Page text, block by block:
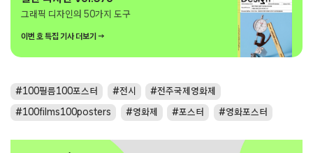
그래픽 디자인의 50가지 도구
이번 호 특집 기사 더보기 →
100필름100포스터 전시 전주국제영화제
100films100posters 영화제 포스터 영화포스터